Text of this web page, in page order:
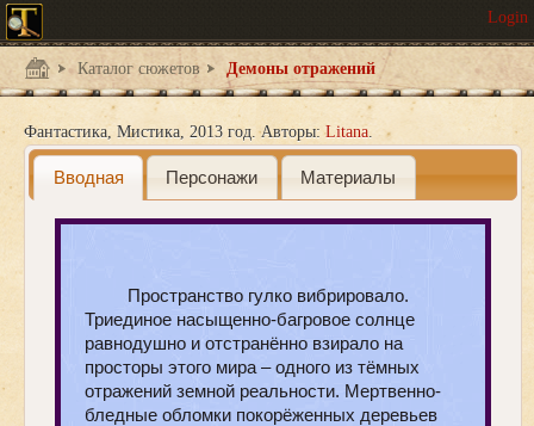
Каталог сюжетов Демоны отражений
Фантастика Мистика 2013 год. Авторы: Litana
Вводная Персонажи Материалы
Пространство гулко вибрировало.
Триединое насыщенно-багровое солнце
равнодушно и отстранённо взирало на
просторы этого мира – одного из тёмных
отражений земной реальности. Мертвенно-
бледные обломки покорёженных деревьев